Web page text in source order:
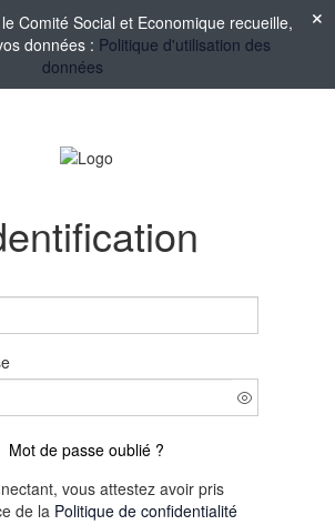
Comité Social et Economique recueille,
données : Politique d'utilisation des
données
Mot de passe oublié ?
vous attestez avoir pris
de la Politique de confidentialité